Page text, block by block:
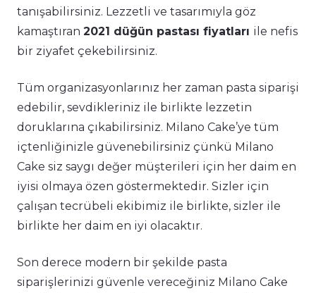
tanışabilirsiniz. Lezzetli ve tasarımıyla göz
kamaştıran 2021 düğün pastası fiyatları ile nefis
bir ziyafet çekebilirsiniz.
Tüm organizasyonlarınız her zaman pasta siparişi
edebilir, sevdikleriniz ile birlikte lezzetin
doruklarına çıkabilirsiniz. Milano Cake’ye tüm
içtenliğinizle güvenebilirsiniz çünkü Milano
Cake siz saygı değer müşterileri için her daim en
iyisi olmaya özen göstermektedir. Sizler için
çalışan tecrübeli ekibimiz ile birlikte, sizler ile
birlikte her daim en iyi olacaktır.
Son derece modern bir şekilde pasta
siparişlerinizi güvenle vereceğiniz Milano Cake